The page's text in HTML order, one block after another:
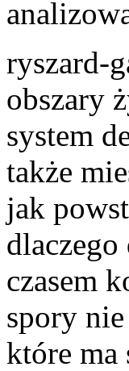
ryszard-
obszary
system
także
jak
czasem
spory
które ma